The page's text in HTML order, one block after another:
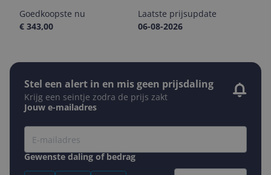
Goedkoopste nu
€ 343,00
Laatste prijsupdate
06-08-2026
Stel een alert in en mis geen prijsdaling
Krijg een seintje zodra de prijs zakt
Jouw e-mailadres
Gewenste daling of bedrag
Gewenste prijs